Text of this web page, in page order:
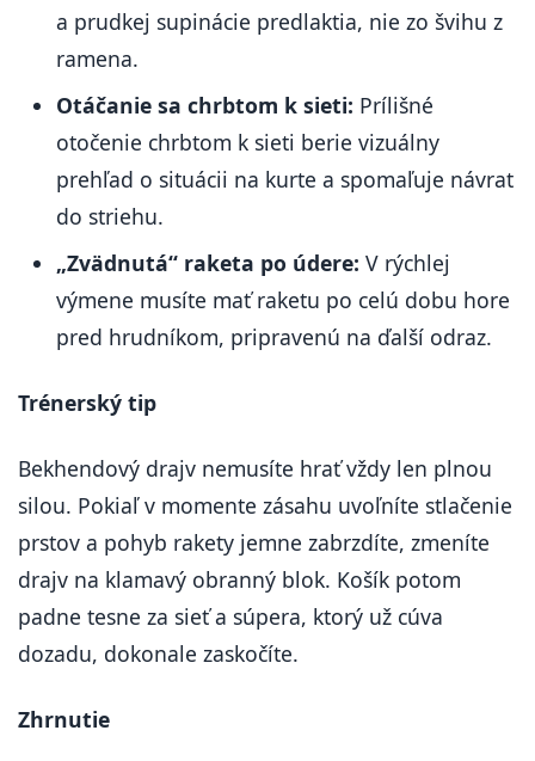
a prudkej supinácie predlaktia, nie zo švihu z
ramena.
Otáčanie sa chrbtom k sieti: Prílišné
otočenie chrbtom k sieti berie vizuálny
prehľad o situácii na kurte a spomaľuje návrat
do striehu.
„Zvädnutá“ raketa po údere: V rýchlej
výmene musíte mať raketu po celú dobu hore
pred hrudníkom, pripravenú na ďalší odraz.
Trénerský tip
Bekhendový drajv nemusíte hrať vždy len plnou
silou. Pokiaľ v momente zásahu uvoľníte stlačenie
prstov a pohyb rakety jemne zabrzdíte, zmeníte
drajv na klamavý obranný blok. Košík potom
padne tesne za sieť a súpera, ktorý už cúva
dozadu, dokonale zaskočíte.
Zhrnutie